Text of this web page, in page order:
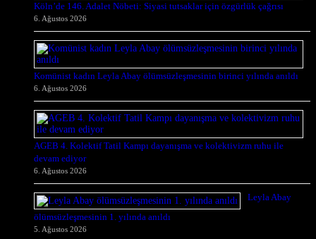
Köln’de 146. Adalet Nöbeti: Siyasi tutsaklar için özgürlük çağrısı
6. Ağustos 2026
Komünist kadın Leyla Abay ölümsüzleşmesinin birinci yılında anıldı
6. Ağustos 2026
AGEB 4. Kolektif Tatil Kampı dayanışma ve kolektivizm ruhu ile
devam ediyor
6. Ağustos 2026
Leyla Abay
ölümsüzleşmesinin 1. yılında anıldı
5. Ağustos 2026